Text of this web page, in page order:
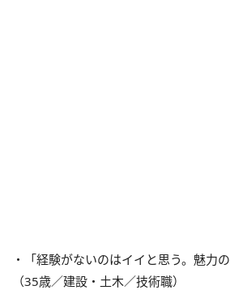
・「経験がないのはイイと思う。魅力
（35歳／建設・土木／技術職）